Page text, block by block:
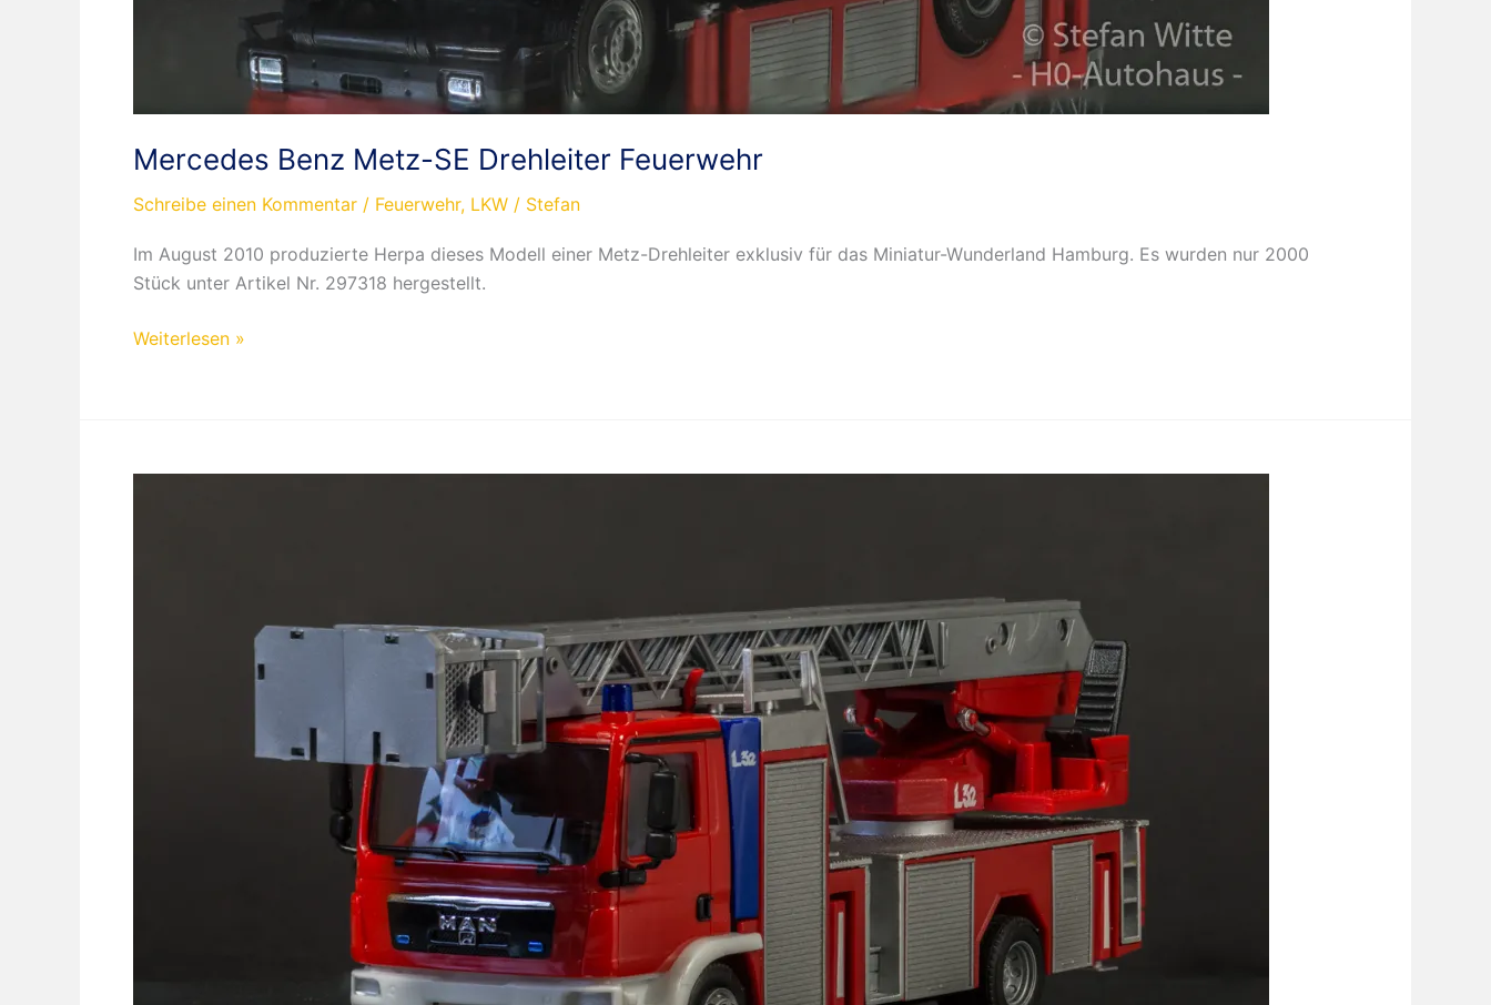
Mercedes Benz Metz-SE Drehleiter Feuerwehr
Schreibe einen Kommentar / Feuerwehr, LKW / Stefan
Im August 2010 produzierte Herpa dieses Modell einer Metz-Drehleiter exklusiv für das Miniatur-Wunderland Hamburg. Es wurden nur 2000
Stück unter Artikel Nr. 297318 hergestellt.
Mercedes
Feuerwehr
Weiterlesen »